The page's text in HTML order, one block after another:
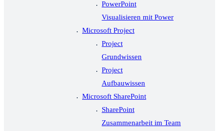
PowerPoint
Visualisieren mit Power
Microsoft Project
Project
Grundwissen
Project
Aufbauwissen
Microsoft SharePoint
SharePoint
Zusammenarbeit im Team